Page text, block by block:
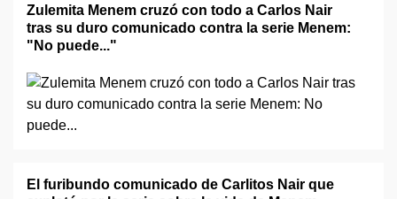
Zulemita Menem cruzó con todo a Carlos Nair
tras su duro comunicado contra la serie Menem:
"No puede..."
El furibundo comunicado de Carlitos Nair que